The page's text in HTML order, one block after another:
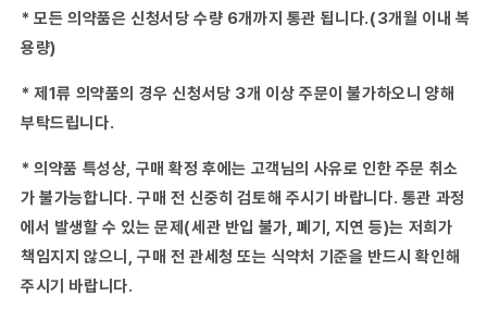
수
량
줄
임
수
림
* 모든 의약품은 신청서당 수량 6개까지 통관 됩니다.(3개월 이내 복
용량)
* 제1류 의약품의 경우 신청서당 3개 이상 주문이 불가하오니 양해
부탁드립니다.
* 의약품 특성상, 구매 확정 후에는 고객님의 사유로 인한 주문 취소
가 불가능합니다. 구매 전 신중히 검토해 주시기 바랍니다. 통관 과정
에서 발생할 수 있는 문제(세관 반입 불가, 폐기, 지연 등)는 저희가
책임지지 않으니, 구매 전 관세청 또는 식약처 기준을 반드시 확인해
주시기 바랍니다.